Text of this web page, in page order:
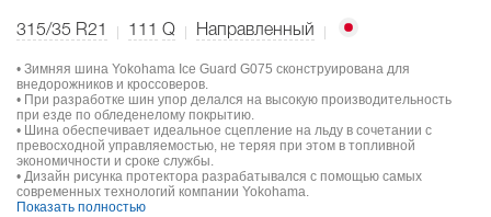
315/35 R21 111 Q Направленный
• Зимняя шина Yokohama Ice Guard G075 сконструирована для
внедорожников и кроссоверов.
• При разработке шин упор делался на высокую производительность
при езде по обледенелому покрытию.
• Шина обеспечивает идеальное сцепление на льду в сочетании с
превосходной управляемостью, не теряя при этом в топливной
экономичности и сроке службы.
• Дизайн рисунка протектора разрабатывался с помощью самых
современных технологий компании Yokohama.
Показать полностью